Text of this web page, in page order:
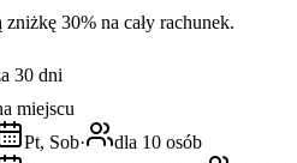
30% na cały rachunek.
30 dni
miejscu
Pt, Sob·
dla 10 osób